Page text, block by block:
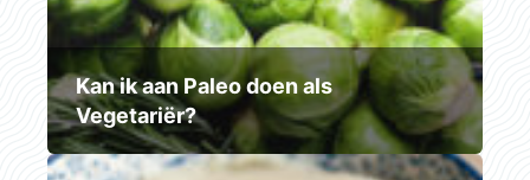
Kan ik aan Paleo doen als
Vegetariër?